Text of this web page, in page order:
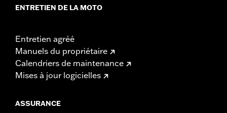
ENTRETIEN DE LA MOTO
Entretien agréé
Manuels du propriétaire
Calendriers de maintenance
Mises à jour logicielles
ASSURANCE